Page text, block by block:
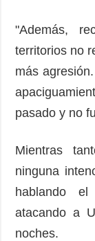
"Además,
territorios no
más
pasado y no
Mientras
ninguna
hablando
atacando a
noches.